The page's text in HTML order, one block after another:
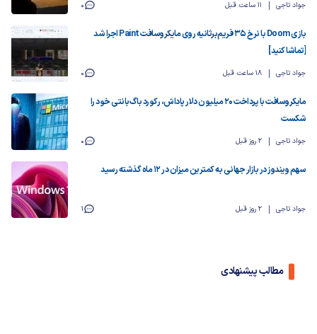
جواد تاجی 11 ساعت قبل 0
بازی Doom با نرخ ۳۵ فریم‌برثانیه روی مایکروسافت Paint اجرا شد
[تماشا کنید]
جواد تاجی 18 ساعت قبل 0
مایکروسافت با پرداخت ۲۰ میلیون دلار پاداش، رکورد باگ‌بانتی خود را
شکست
جواد تاجی 2 روز قبل 0
سهم ویندوز در بازار جهانی به کمترین میزان در ۱۲ ماه گذشته رسید
جواد تاجی 2 روز قبل 1
مطالب پیشنهادی